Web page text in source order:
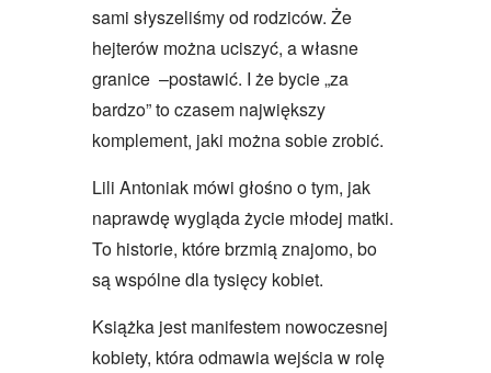
sami słyszeliśmy od rodziców. Że
hejterów można uciszyć, a własne
granice –postawić. I że bycie „za
bardzo” to czasem największy
komplement, jaki można sobie zrobić.
Lili Antoniak mówi głośno o tym, jak
naprawdę wygląda życie młodej matki.
To historie, które brzmią znajomo, bo
są wspólne dla tysięcy kobiet.
Książka jest manifestem nowoczesnej
kobiety, która odmawia wejścia w rolę